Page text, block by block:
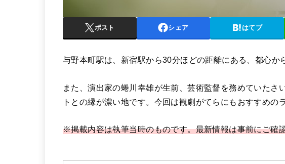
ポスト シェア はてブ
与野本町駅は、新宿駅から30分ほどの距離にある、都心か
また、演出家の蜷川幸雄が生前、芸術監督を務めていたさ
トとの縁が濃い地です。今回は観劇がてらにもおすすめの
※掲載内容は執筆当時のものです。最新情報は事前にご確